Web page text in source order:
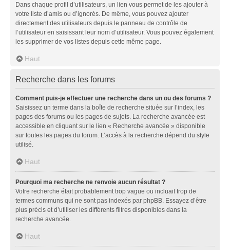
Dans chaque profil d’utilisateurs, un lien vous permet de les ajouter à
votre liste d’amis ou d’ignorés. De même, vous pouvez ajouter
directement des utilisateurs depuis le panneau de contrôle de
l’utilisateur en saisissant leur nom d’utilisateur. Vous pouvez également
les supprimer de vos listes depuis cette même page.
Haut
Recherche dans les forums
Comment puis-je effectuer une recherche dans un ou des forums ?
Saisissez un terme dans la boîte de recherche située sur l’index, les
pages des forums ou les pages de sujets. La recherche avancée est
accessible en cliquant sur le lien « Recherche avancée » disponible
sur toutes les pages du forum. L’accès à la recherche dépend du style
utilisé.
Haut
Pourquoi ma recherche ne renvoie aucun résultat ?
Votre recherche était probablement trop vague ou incluait trop de
termes communs qui ne sont pas indexés par phpBB. Essayez d’être
plus précis et d’utiliser les différents filtres disponibles dans la
recherche avancée.
Haut